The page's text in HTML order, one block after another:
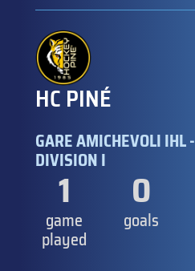
HC PINÉ
GARE AMICHEVOLI
DIVISION I
1
game
played
0
goals